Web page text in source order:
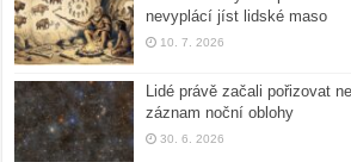
nevyplácí jíst lidské maso
10. 7. 2026
Lidé právě začali pořizovat
záznam noční oblohy
30. 6. 2026